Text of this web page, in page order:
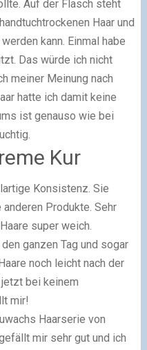
Auf der Flasch steht
Haar und
kann. Einmal habe
Das würde ich nicht
meiner Meinung nach
hatte ich damit keine
ist genauso wie bei
Kur
Konsistenz. Sie
Produkte. Sehr
super weich.
ganzen Tag und sogar
noch leicht nach der
bei keinem
mir!
Haarserie von
mir sehr gut und ich